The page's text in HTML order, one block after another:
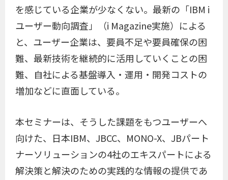
を感じている企業が少なくない。最新の「IBM i
ユーザー動向調査」（i Magazine実施）による
と、ユーザー企業は、要員不足や要員確保の困
難、最新技術を継続的に活用していくことの困
難、自社による基盤導入・運用・開発コストの
増加などに直面している。
本セミナーは、そうした課題をもつユーザーへ
向けた、日本IBM、JBCC、MONO-X、JBパート
ナーソリューションの4社のエキスパートによる
解決策と解決のための実践的な情報の提供であ